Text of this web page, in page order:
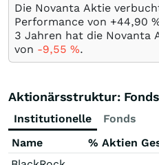
Die Novanta Aktie
Performance von +44,90
3 Jahren hat die Novanta
von -9,55 %.
Aktionärsstruktur:
Institutionelle
Fonds
Name
% Aktien